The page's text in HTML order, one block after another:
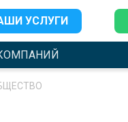
УСЛУГИ